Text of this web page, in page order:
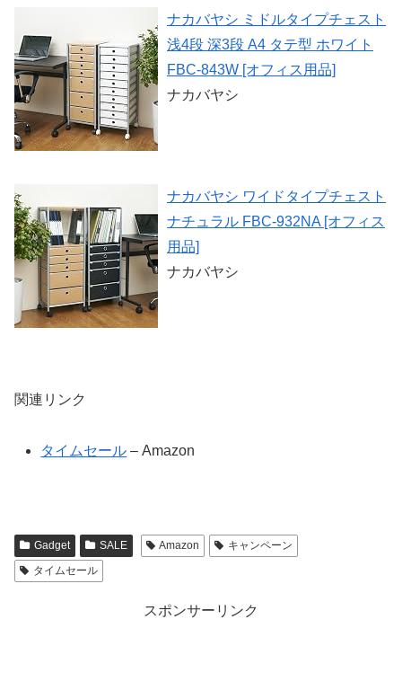
ナカバヤシ ミドルタイプチェスト
浅4段 深3段 A4 タテ型 ホワイト
FBC-843W [オフィス用品]
ナカバヤシ
ナカバヤシ ワイドタイプチェスト
ナチュラル FBC-932NA [オフィス
用品]
ナカバヤシ
関連リンク
タイムセール – Amazon
Gadget SALE Amazon
キャンペーン
タイムセール
スポンサーリンク